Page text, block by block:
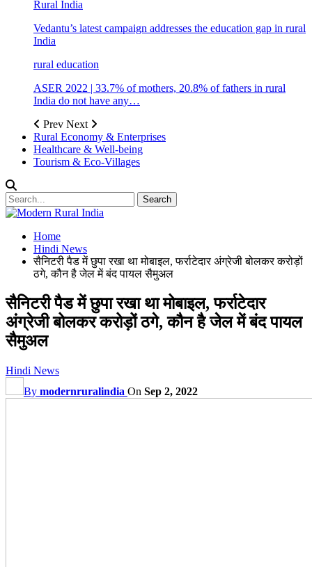
Rural India
Vedantu’s latest campaign addresses the education gap in rural
India
rural education
ASER 2022 | 33.7% of mothers, 20.8% of fathers in rural
India do not have any…
Prev Next
Rural Economy & Enterprises
Healthcare & Well-being
Tourism & Eco-Villages
Home
Hindi News
सैनिटरी पैड में छुपा रखा था मोबाइल, फर्राटेदार अंग्रेजी बोलकर करोड़ों
ठगे, कौन है जेल में बंद पायल सैमुअल
सैनिटरी पैड में छुपा रखा था मोबाइल, फर्राटेदार
अंग्रेजी बोलकर करोड़ों ठगे, कौन है जेल में बंद पायल
सैमुअल
Hindi News
By modernruralindia On Sep 2, 2022